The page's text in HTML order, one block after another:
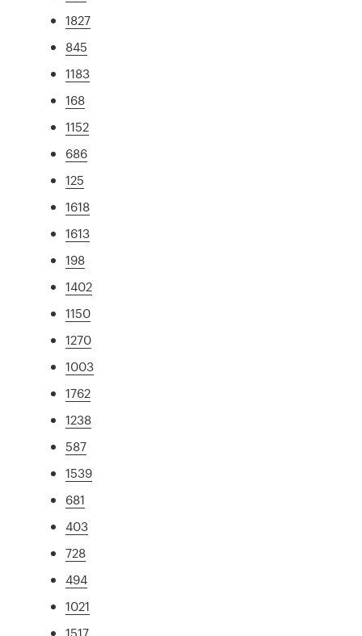
1827
845
1183
168
1152
686
125
1618
1613
198
1402
1150
1270
1003
1762
1238
587
1539
681
403
728
494
1021
1517